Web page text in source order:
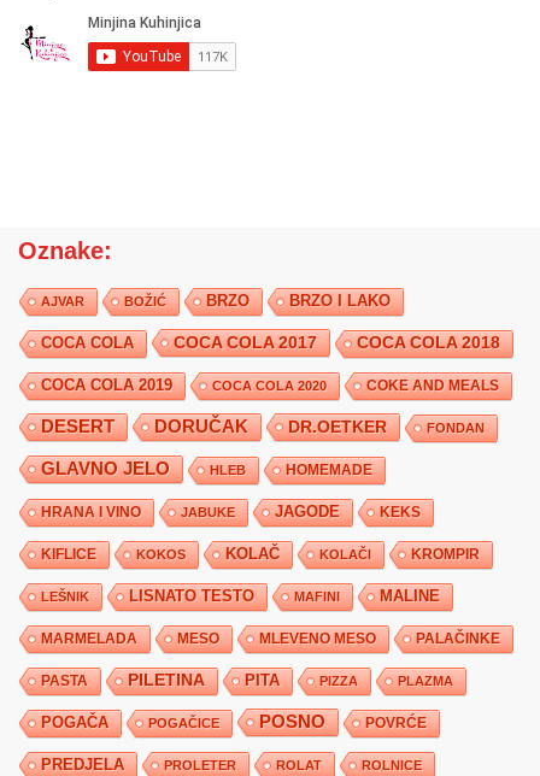
Oznake:
AJVAR BOŽIĆ BRZO BRZO I LAKO
COCA COLA COCA COLA 2017 COCA COLA 2018
COCA COLA 2019 COCA COLA 2020 COKE AND MEALS
DESERT DORUČAK DR.OETKER FONDAN
GLAVNO JELO HLEB HOMEMADE
HRANA I VINO JABUKE JAGODE KEKS
KIFLICE KOKOS KOLAČ KOLAČI KROMPIR
LEŠNIK LISNATO TESTO MAFINI MALINE
MARMELADA MESO MLEVENO MESO PALAČINKE
PASTA PILETINA PITA PIZZA PLAZMA
POGAČA POGAČICE POSNO POVRĆE
PREDJELA PROLETER ROLAT ROLNICE